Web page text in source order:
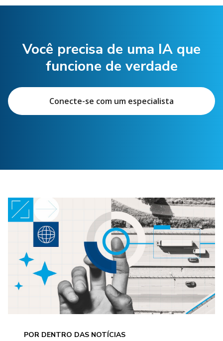
Você precisa de uma IA que
funcione de verdade
Conecte-se com um especialista
POR DENTRO DAS NOTÍCIAS